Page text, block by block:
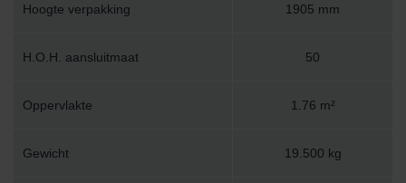
Hoogte verpakking 1905 mm
H.O.H. aansluitmaat 50
Oppervlakte 1.76 m²
Gewicht 19.500 kg